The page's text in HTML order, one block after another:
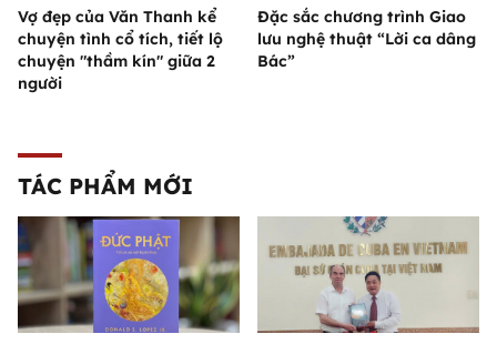
Vợ đẹp của Văn Thanh kể
chuyện tình cổ tích, tiết lộ
chuyện "thầm kín" giữa 2
người
Đặc sắc chương trình Giao
lưu nghệ thuật “Lời ca dâng
Bác”
TÁC PHẨM MỚI